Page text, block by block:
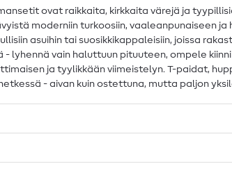
ovat raikkaita, kirkkaita värejä ja
moderniin turkoosiin, vaaleanpunaiseen
asuihin tai suosikkikappaleisiin, joissa
lyhennä vain haluttuun pituuteen, ompele
ja tyylikkään viimeistelyn. T-paidat,
- aivan kuin ostettuna, mutta paljon